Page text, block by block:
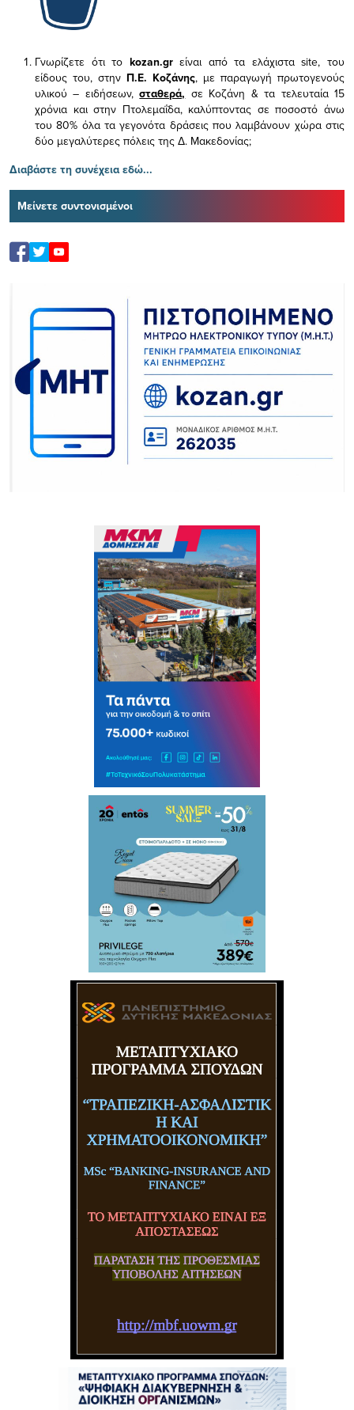
Γνωρίζετε ότι το kozan.gr είναι από τα ελάχισταsite, του
είδους του, στην Π.Ε. Κοζάνης, με παραγωγή πρωτογενούς
υλικού – ειδήσεων,σταθερά, σε Κοζάνη & τα τελευταία 15
χρόνια και στην Πτολεμαΐδα, καλύπτοντας σε ποσοστό άνω
του 80% όλα τα γεγονότα δράσεις που λαμβάνουν χώρα στις
δύο μεγαλύτερες πόλεις της Δ. Μακεδονίας;
Διαβάστε τη συνέχεια εδώ...
Μείνετε συντονισμένοι